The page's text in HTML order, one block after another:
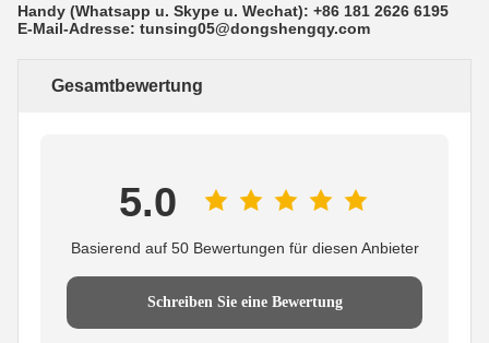
Handy (Whatsapp u. Skype u. Wechat): +86 181 2626 6195
E-Mail-Adresse: tunsing05@dongshengqy.com
Gesamtbewertung
5.0
Basierend auf 50 Bewertungen für diesen Anbieter
Schreiben Sie eine Bewertung